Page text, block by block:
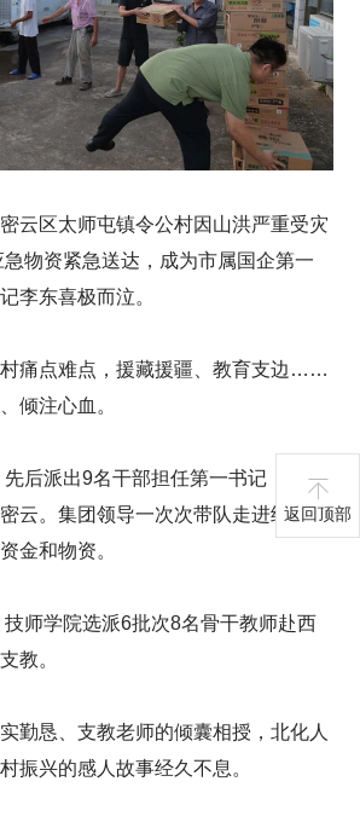
云区太师屯镇令公村因山洪严重受灾
物资紧急送达，成为市属国企第一
李东喜极而泣。
痛点难点，援藏援疆、教育支边……
倾注心血。
后派出9名干部担任第一书记，足迹
云。集团领导一次次带队走进经济薄
金和物资。
师学院选派6批次8名骨干教师赴西
教。
勤恳、支教老师的倾囊相授，北化人
振兴的感人故事经久不息。
返回顶部